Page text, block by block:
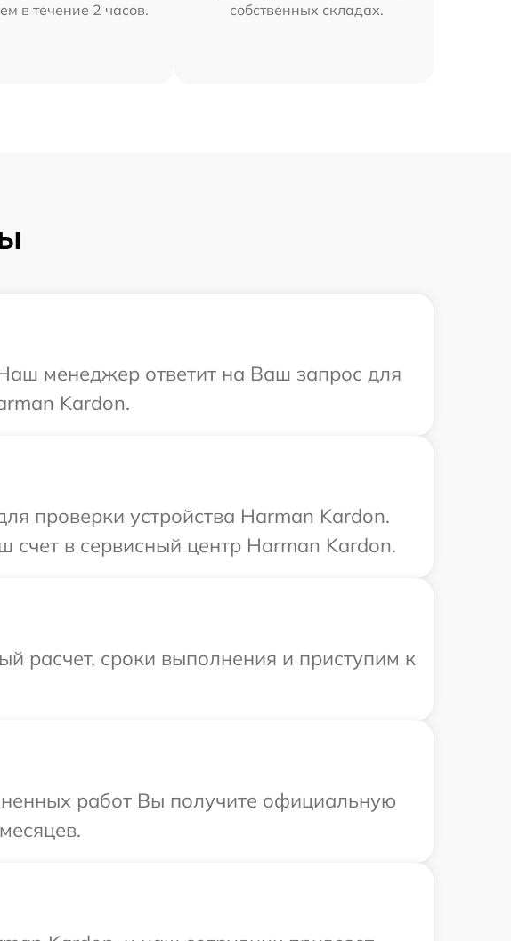
в течение 2 часов.
собственных складах.
менеджер ответит на Ваш запрос для
Kardon.
проверки устройства Harman Kardon.
счет в сервисный центр Harman Kardon.
расчет, сроки выполнения и приступим к
работ Вы получите официальную